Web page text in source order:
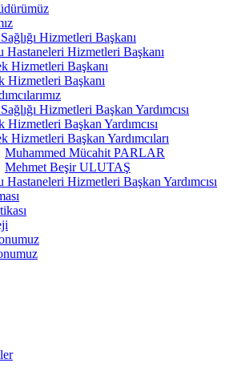
Hizmetleri Başkanı
Hastaneleri Hizmetleri Başkanı
Hizmetleri Başkanı
Hizmetleri Başkanı
Hizmetleri Başkan Yardımcısı
Hizmetleri Başkan Yardımcısı
Hizmetleri Başkan Yardımcıları
Muhammed Mücahit PARLAR
Mehmet Beşir ULUTAŞ
Hastaneleri Hizmetleri Başkan Yardımcısı